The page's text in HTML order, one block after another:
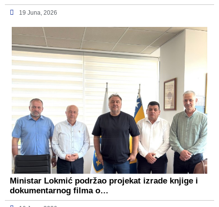
19 Juna, 2026
Ministar Lokmić podržao projekat izrade knjige i
dokumentarnog filma o…